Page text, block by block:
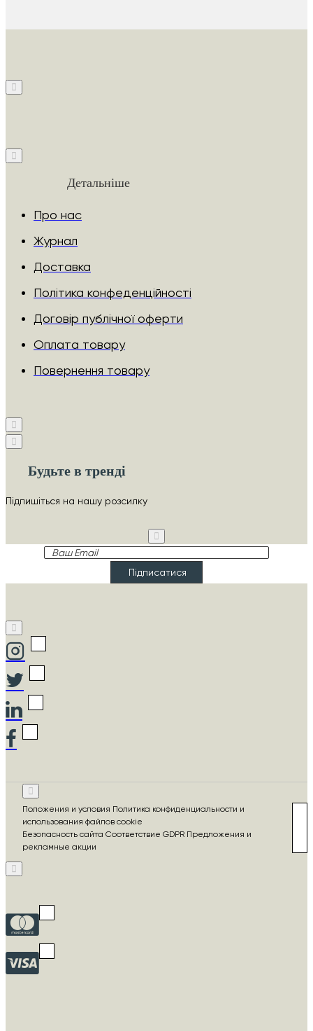
Детальніше
Про нас
Журнал
Доставка
Політика конфеденційності
Договір публічної оферти
Оплата товару
Повернення товару
Будьте в тренді
Підпишіться на нашу розсилку
Ваш
Підписатися
Положения и условия Политика конфиденциальности и
использования файлов cookie
Безопасность сайта Соответствие GDPR Предложения и
рекламные акции